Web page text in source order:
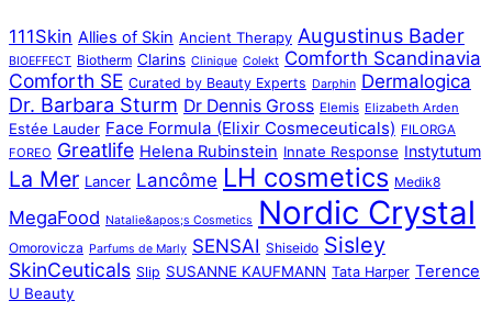
111Skin Allies of Skin Ancient Therapy Augustinus Bader
BIOEFFECT Biotherm Clarins Clinique Colekt Comforth Scandinavia
Comforth SE Curated by Beauty Experts Darphin Dermalogica
Dr. Barbara Sturm Dr Dennis Gross Elemis Elizabeth Arden
Estée Lauder Face Formula (Elixir Cosmeceuticals) FILORGA
FOREO Greatlife Helena Rubinstein Innate Response Instytutum
La Mer Lancer Lancôme LH cosmetics Medik8
MegaFood Natalie&apos;s Cosmetics Nordic Crystal
Omorovicza Parfums de Marly SENSAI Shiseido Sisley
SkinCeuticals Slip SUSANNE KAUFMANN Tata Harper Terence
U Beauty